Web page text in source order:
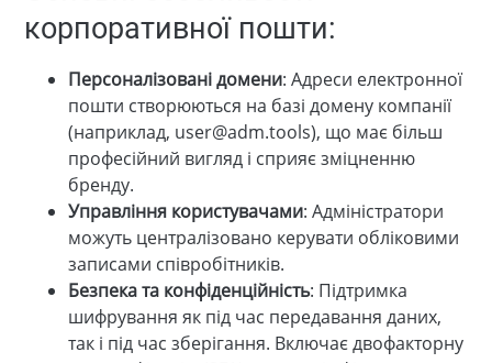
корпоративної пошти:
Персоналізовані домени: Адреси електронної
пошти створюються на базі домену компанії
(наприклад, user@adm.tools), що має більш
професійний вигляд і сприяє зміцненню
бренду.
Управління користувачами: Адміністратори
можуть централізовано керувати обліковими
записами співробітників.
Безпека та конфіденційність: Підтримка
шифрування як під час передавання даних,
так і під час зберігання. Включає двофакторну